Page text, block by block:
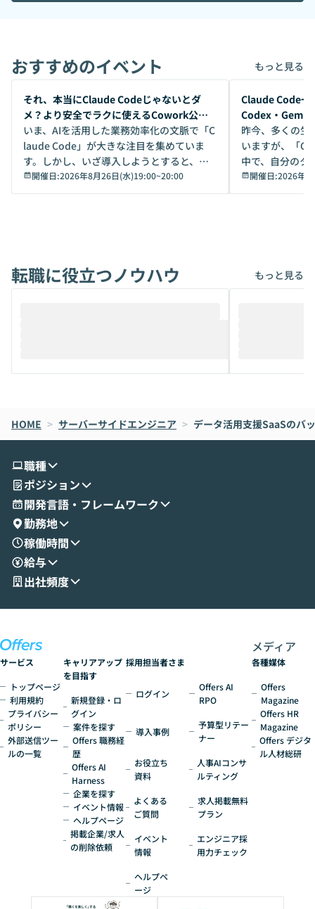
おすすめのイベント もっと見る
開催前
それ、本当にClaude Codeじゃないとダ
メ？より安全でラクに使えるCowork公開
デモ
いま、AIを活用した業務効率化の文脈で「C
laude Code」が大きな注目を集めていま
す。しかし、いざ導入しようとすると、セ
キュリティ面の懸念や権限管理のハードル
から、気軽に使えないケースも多いのでは
けでなく、想像以上の範囲まで自動化でき
ることは、まだあまり知られていません。
メルカリでの判断基準をもとに「なぜClau
oworkの基本的な機能をご紹介いただきま
す。 続く公開デモでは、実際にCoworkを
せいただきます。数分でワークフローが完
成する手軽さや、Gmail等の外部サービス
とセキュアに連携できるポイントなど、実
演を通じて具体的なイメージをお届けしま
す。 後半のディスカッションでは、セキュ
リティの考え方や社内導入の進め方など、
現場目線でさらに深掘りしていきます。
「自分の業務をAIで自動化してみたいけ
いう方にこそ参加いただきたいイベントで
開催日:2026年8月26日(水)19:00~20:00
開催前
Claude Code一
Codex・
昨今、多くの生
いますが、「
中で、自分のタ
いいのか」を自
か？ 「なんとなく誰かが良いと言っていた
は、評判では
ているAIを選ぶこ
それぞれの本当
は、LLMのフル
ント構築の最前
開催日:2026年8
転職に役立つノウハウ もっと見る
HOME > サーバーサイドエンジニア > データ活用支援SaaSのバ
職種
ポジション
開発言語・フレームワーク
勤務地
稼働時間
給与
出社頻度
サービス
トップページ
利用規約
プライバシー
ポリシー
外部送信ツー
ルの一覧
キャリアアップ
を目指す
新規登録・ロ
グイン
案件を探す
Offers 職務経
歴
Offers AI
Harness
企業を探す
イベント情報
ヘルプページ
掲載企業/求人
の削除依頼
採用担当者さま
ログイン
導入事例
お役立ち
資料
よくある
ご質問
イベント
情報
ヘルプペ
ージ
Offers AI
RPO
予算型リテー
ナー
人事AIコンサ
ルティング
求人掲載無料
プラン
エンジニア採
用力チェック
メディア
各種媒体
Offers
Magazine
Offers HR
Magazine
Offers デジタ
ル人材総研